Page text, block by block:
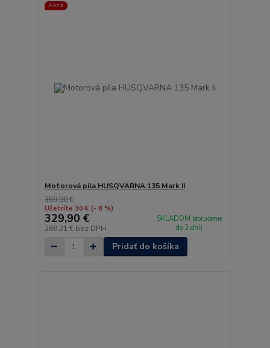
Akcia
Motorová píla HUSQVARNA 135 Mark II
359,90 €
Ušetríte 30 € (- 8 %)
329,90 €
268,21 € bez DPH
SKLADOM (doručenie
do 3 dní)
Pridať do košíka